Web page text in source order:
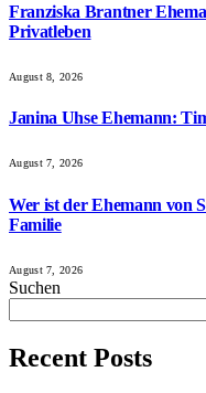
Franziska Brantner
Privatleben
August 8, 2026
Janina Uhse Ehemann:
August 7, 2026
Wer ist der Ehemann von
Familie
August 7, 2026
Suchen
Recent Posts